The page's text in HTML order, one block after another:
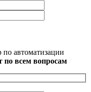
автоматизации
по всем вопросам